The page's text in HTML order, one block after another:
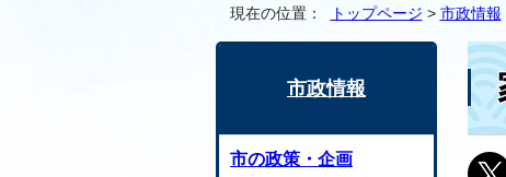
現在の位置： トップページ > 市政情報
市政情報
市の政策・企画